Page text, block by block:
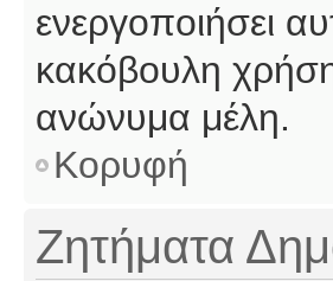
ενεργοποιήσει
κακόβουλη
ανώνυμα μέλη.
Κορυφή
Ζητήματα